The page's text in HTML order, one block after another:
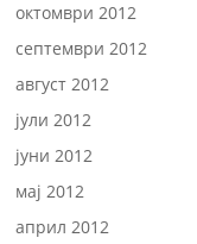
октомври 2012
септември 2012
август 2012
јули 2012
јуни 2012
мај 2012
април 2012